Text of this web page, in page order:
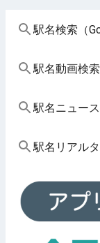
駅名検索（
駅名動画検索
駅名ニュー
駅名リアル